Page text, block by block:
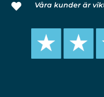
 Våra kunder är